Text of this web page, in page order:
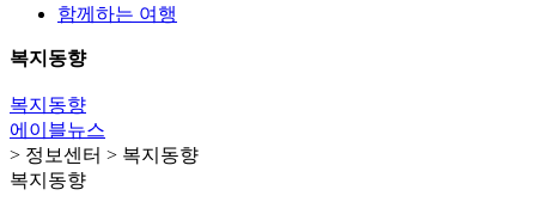
함께하는 여행
복지동향
복지동향
에이블뉴스
> 정보센터 > 복지동향
복지동향